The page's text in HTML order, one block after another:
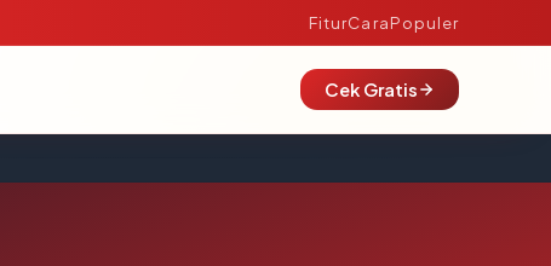
FiturCaraPopuler
Cek Gratis